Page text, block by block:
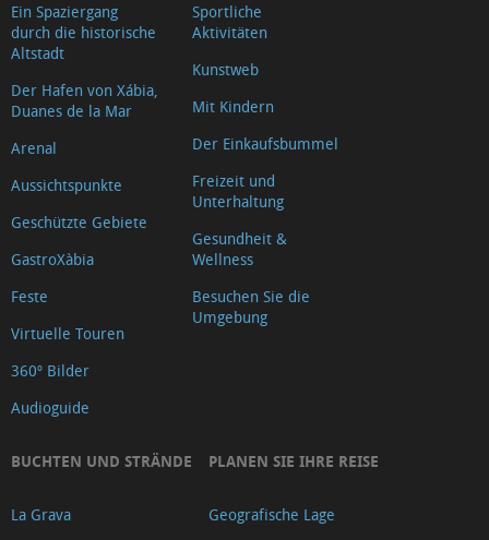
Ein Spaziergang
durch die historische
Altstadt
Der Hafen von Xábia,
Duanes de la Mar
Arenal
Aussichtspunkte
Geschützte Gebiete
GastroXàbia
Feste
Virtuelle Touren
360º Bilder
Audioguide
Sportliche
Aktivitäten
Kunstweb
Mit Kindern
Der Einkaufsbummel
Freizeit und
Unterhaltung
Gesundheit &
Wellness
Besuchen Sie die
Umgebung
BUCHTEN UND STRÄNDE
La Grava
PLANEN SIE IHRE REISE
Geografische Lage